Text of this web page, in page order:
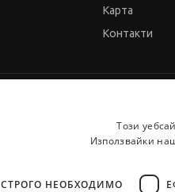
Карта
Контакти
Този
Използвайки
СТРОГО НЕОБХОДИМО